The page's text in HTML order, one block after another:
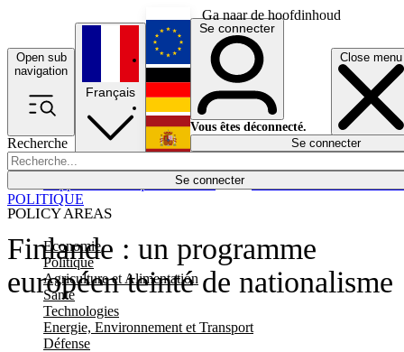
Ga naar de hoofdinhoud
Open sub
navigation
Close menu
Recherche
Se connecter
POLICY AREAS
Economie
Politique
Agriculture et Alimentation
Santé
Technologies
Energie, Environnement et Transport
Défense
Économie
Français
English
Deutsch
Español
Se connecter
Vous êtes déconnecté.
Se connecter
Finlande : un programme
européen teinté de nationalisme
POLITIQUE